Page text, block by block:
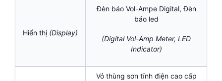
Hiển thị (Display)
Đèn báo Vol-Ampe Digital, Đèn
báo led
(Digital Vol-Amp Meter, LED
Indicator)
Vỏ thùng sơn tĩnh điện cao cấp